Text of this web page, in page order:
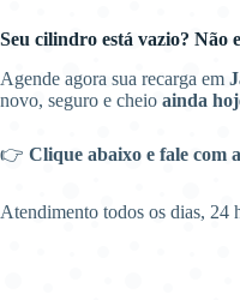
Seu cilindro está vazio? Não
Agende agora sua recarga em
novo, seguro e cheio ainda
👉 Clique abaixo e fale com
Atendimento todos os dias, 24